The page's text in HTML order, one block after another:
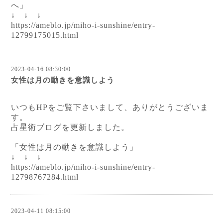
へ」
↓ ↓ ↓
https://ameblo.jp/miho-i-sunshine/entry-
12799175015.html
2023-04-16 08:30:00
女性は月の動きを意識しよう
いつもHPをご覧下さいまして、ありがとうございま
す。
占星術ブログを更新しました。
「女性は月の動きを意識しよう」
↓ ↓ ↓
https://ameblo.jp/miho-i-sunshine/entry-
12798767284.html
2023-04-11 08:15:00